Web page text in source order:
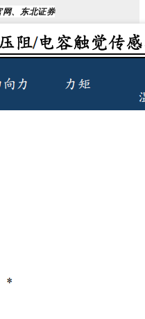
、东北证券